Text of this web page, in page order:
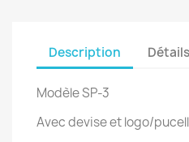
Description
Modèle SP-3
Avec devise et logo/